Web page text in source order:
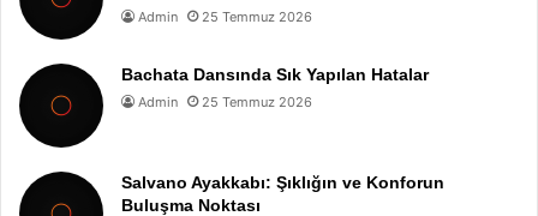
Admin 25 Temmuz 2026
Bachata Dansında Sık Yapılan Hatalar
Admin 25 Temmuz 2026
Salvano Ayakkabı: Şıklığın ve Konforun
Buluşma Noktası